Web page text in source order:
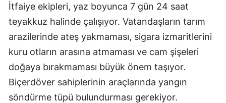
İtfaiye ekipleri, yaz boyunca 7 gün 24 saat
teyakkuz halinde çalışıyor. Vatandaşların tarım
arazilerinde ateş yakmaması, sigara izmaritlerini
kuru otların arasına atmaması ve cam şişeleri
doğaya bırakmaması büyük önem taşıyor.
Biçerdöver sahiplerinin araçlarında yangın
söndürme tüpü bulundurması gerekiyor.